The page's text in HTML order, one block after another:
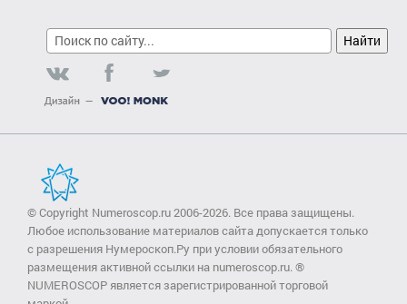
© Copyright Numeroscop.ru 2006-2026. Все права защищены.
Любое использование материалов сайта допускается только
с разрешения Нумероскоп.Ру при условии обязательного
размещения активной ссылки на numeroscop.ru. ®
NUMEROSCOP является зарегистрированной торговой